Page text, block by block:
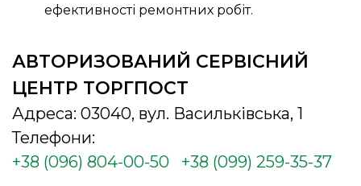
ефективності ремонтних робіт.
АВТОРИЗОВАНИЙ СЕРВІСНИЙ
ЦЕНТР ТОРГПОСТ
Адреса: 03040, вул. Васильківська, 1
Телефони:
+38 (096) 804-00-50
+38 (099) 259-35-37